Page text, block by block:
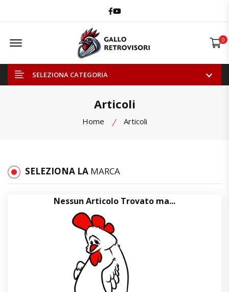
Facebook
Youtube
Offcanvas Menu Open 0
SELEZIONA CATEGORIA
Articoli
Home Articoli
SELEZIONA LA MARCA
Nessun Articolo Trovato ma...